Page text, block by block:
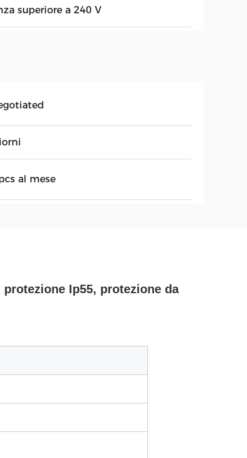
superiore a 240 V
al mese
Ip55, protezione da